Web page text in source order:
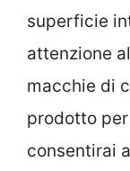
superficie
attenzione
macchie di
prodotto
consentirai